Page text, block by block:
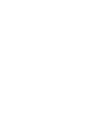
ะจำปีงบประมาณ 2561